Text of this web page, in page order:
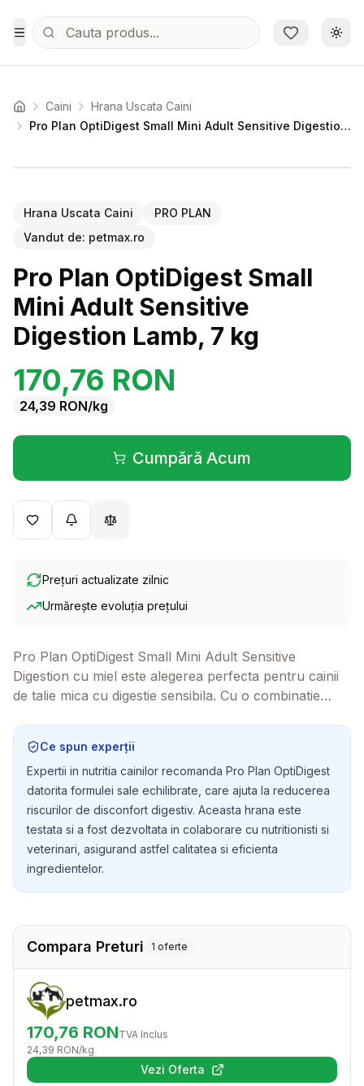
Sari la conținutul principal
Toggle Menu
Acasa Caini
Hrana Uscata Caini
Pro Plan OptiDigest Small Mini Adult Sensitive Digestion Lamb, 7 kg
Hrana Uscata Caini
PRO PLAN
Vandut de: petmax.ro
Pro Plan OptiDigest Small
Mini Adult Sensitive
Digestion Lamb, 7 kg
170,76 RON
24,39 RON/kg
Cumpără Acum
(se deschide într-o filă
Prețuri actualizate zilnic
Urmărește evoluția prețului
Pro Plan OptiDigest Small Mini Adult Sensitive
Digestion cu miel este alegerea perfecta pentru cainii
de talie mica cu digestie sensibila. Cu o combinatie
la mentinerea sanatatii digestive si ofera nutrientii
necesari pentru o viata activa si sanatoasa.
Ce spun experții
Expertii in nutritia cainilor recomanda Pro Plan OptiDigest
datorita formulei sale echilibrate, care ajuta la reducerea
riscurilor de disconfort digestiv. Aceasta hrana este
testata si a fost dezvoltata in colaborare cu nutritionisti si
veterinari, asigurand astfel calitatea si eficienta
ingredientelor.
Compara Preturi 1 oferte
petmax.ro
170,76 RONTVA Inclus
24,39 RON/kg
Vezi Oferta(se deschide într-o filă nouă)